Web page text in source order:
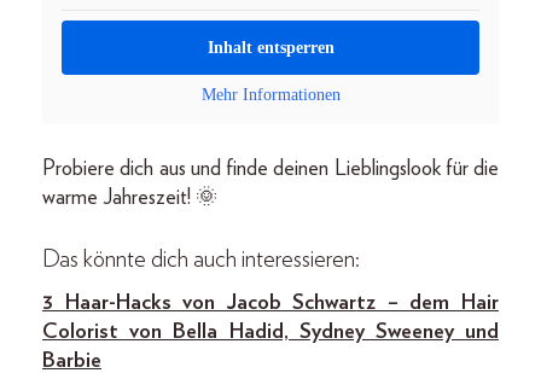
Inhalt entsperren
Mehr Informationen
Probiere dich aus und finde deinen Lieblingslook für die
warme Jahreszeit! 🌞
Das könnte dich auch interessieren:
3 Haar-Hacks von Jacob Schwartz – dem Hair
Colorist von Bella Hadid, Sydney Sweeney und
Barbie